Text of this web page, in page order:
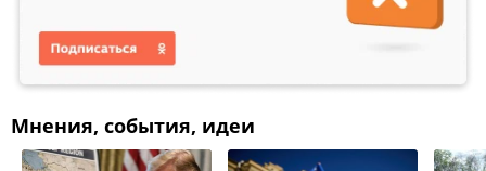
Мнения, события, идеи